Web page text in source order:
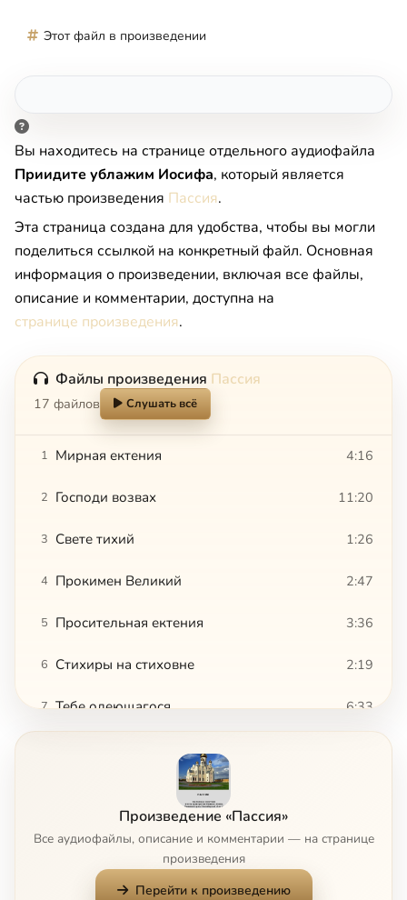
Этот файл в произведении
Вы находитесь на странице отдельного аудиофайла
Приидите ублажим Иосифа, который является
частью произведения Пассия.
Эта страница создана для удобства, чтобы вы могли
поделиться ссылкой на конкретный файл. Основная
информация о произведении, включая все файлы,
описание и комментарии, доступна на
странице произведения.
Файлы произведения Пассия
17 файлов Слушать всё
1 Мирная ектения 4:16
2 Господи возвах 11:20
3 Свете тихий 1:26
4 Прокимен Великий 2:47
5 Просительная ектения 3:36
6 Стихиры на стиховне 2:19
7 Тебе одеющагося 6:33
Евангелие страстное
10 Днесь висит на древе
Сугубая ектения
Произведение «Пассия»
Все аудиофайлы, описание и комментарии — на странице
произведения
Перейти к произведению